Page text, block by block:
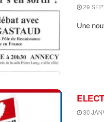
29
Une
30